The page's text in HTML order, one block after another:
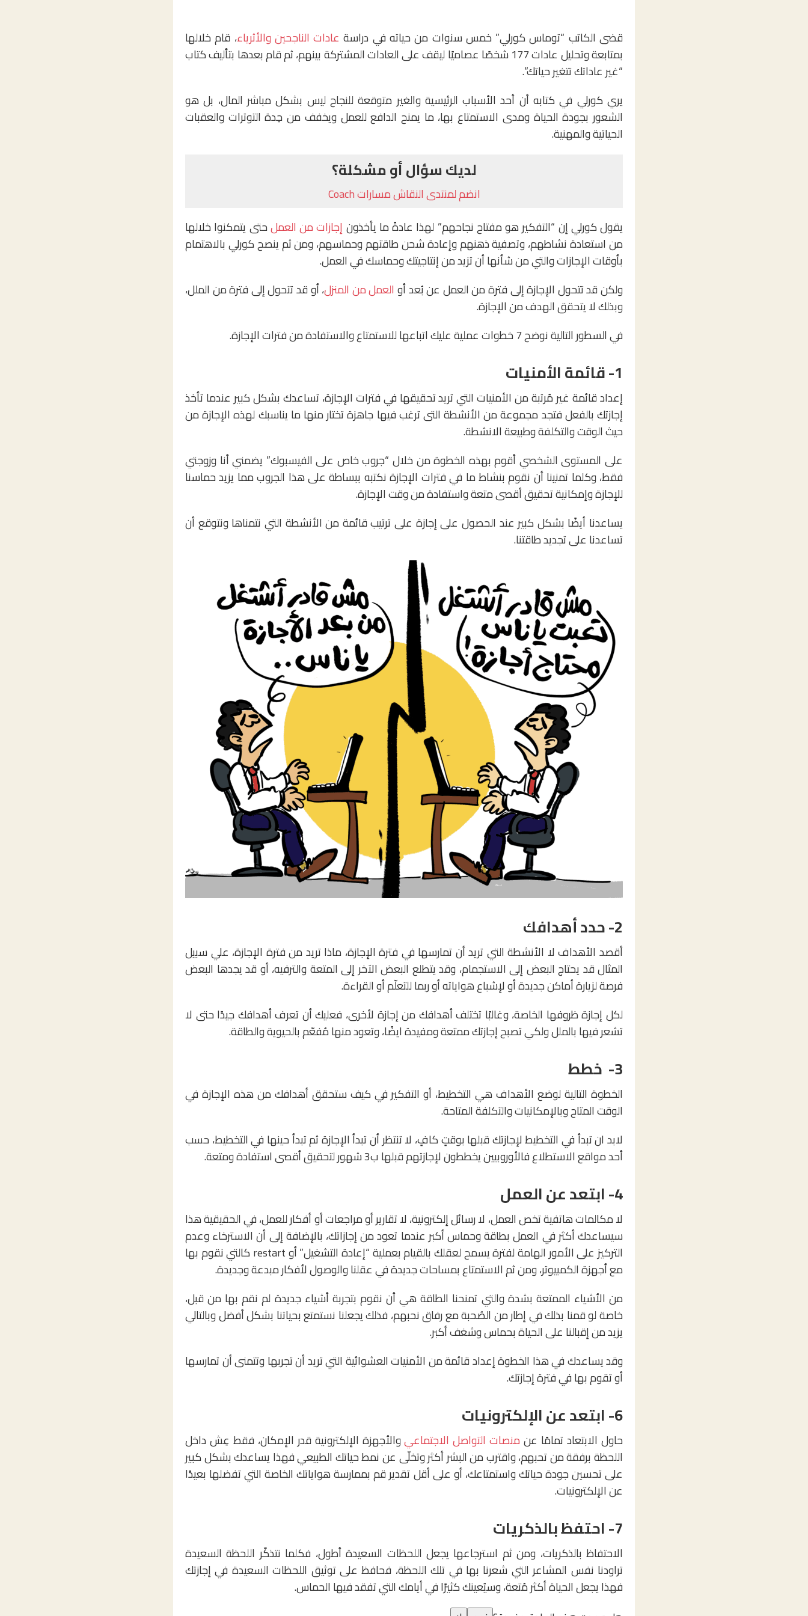
قضى الكاتب “توماس كورلي” خمس سنوات من حياته في دراسة عادات الناجحين والأثرياء، قام خلالها
بمتابعة وتحليل عادات 177 شخصًا عصاميًا ليقف على العادات المشتركة بينهم، ثم قام بعدها بتأليف كتاب
“غير عاداتك تتغير حياتك”.
يري كورلي في كتابه أن أحد الأسباب الرئيسية والغير متوقعة للنجاح ليس بشكل مباشر المال، بل هو
الشعور بجودة الحياة ومدى الاستمتاع بها، ما يمنح الدافع للعمل ويخفف من حِدة التوترات والعقبات
الحياتية والمهنية.
لديك سؤال أو مشكلة؟
انضم لمنتدى النقاش مسارات Coach
يقول كورلي إن “التفكير هو مفتاح نجاحهم” لهذا عادةً ما يأخذون إجازات من العملحتى يتمكنوا خلالها
من استعادة نشاطهم، وتصفية ذهنهم وإعادة شحن طاقتهم وحماسهم، ومن ثم ينصح كورلي بالاهتمام
بأوقات الإجازات والتي من شأنها أن تزيد من إنتاجيتك وحماسك في العمل.
ولكن قد تتحول الإجازة إلى فترة من العمل عن بُعد أو العمل من المنزل، أو قد تتحول إلى فترة من الملل،
وبذلك لا يتحقق الهدف من الإجازة.
في السطور التالية نوضح 7 خطوات عملية عليك اتباعها للاستمتاع والاستفادة من فترات الإجازة.
1- قائمة الأمنيات
إعداد قائمة غير مُرتبة من الأمنيات التي تريد تحقيقها في فترات الإجازة، تساعدك بشكل كبير عندما تأخذ
إجازتك بالفعل فتجد مجموعة من الأنشطة التى ترغب فيها جاهزة تختار منها ما يناسبك لهذه الإجازة من
حيث الوقت والتكلفة وطبيعة الانشطة.
على المستوى الشخصي أقوم بهذه الخطوة من خلال “جروب خاص على الفيسبوك” يضمني أنا وزوجتي
فقط، وكلما تمنينا أن نقوم بنشاط ما في فترات الإجازة نكتبه ببساطة على هذا الجروب مما يزيد حماسنا
للإجازة وإمكانية تحقيق أقصى متعة واستفادة من وقت الإجازة.
يساعدنا أيضًا بشكل كبير عند الحصول على إجازة على ترتيب قائمة من الأنشطة التي نتمناها ونتوقع أن
تساعدنا على تجديد طاقتنا.
2- حدد أهدافك
أقصد الأهداف لا الأنشطة التي تريد أن تمارسها في فترة الإجازة، ماذا تريد من فترة الإجازة، علي سبيل
المثال قد يحتاج البعض إلى الاستجمام، وقد يتطلع البعض الآخر إلى المتعة والترفيه، أو قد يجدها البعض
فرصة لزيارة أماكن جديدة أو لإشباع هواياته أو ربما للتعلّم أو القراءة.
لكل إجازة ظروفها الخاصة، وغالبًا تختلف أهدافك من إجازة لأخرى، فعليك أن تعرف أهدافك جيدًا حتى لا
تشعر فيها بالملل ولكي تصبح إجازتك ممتعة ومفيدة ايضًا، وتعود منها مُفعّم بالحيوية والطاقة.
3- خطط
الخطوة التالية لوضع الأهداف هي التخطيط، أو التفكير في كيف ستحقق أهدافك من هذه الإجازة في
الوقت المتاح وبالإمكانيات والتكلفة المتاحة.
لابد ان تبدأ في التخطيط لإجازتك قبلها بوقتٍ كافٍ، لا تنتظر أن تبدأ الإجازة ثم تبدأ حينها في التخطيط، حسب
أحد مواقع الاستطلاع فالأوروبيين يخططون لإجازتهم قبلها ب3 شهور لتحقيق أقصى استفادة ومتعة.
4- ابتعد عن العمل
لا مكالمات هاتفية تخص العمل، لا رسائل إلكترونية، لا تقارير أو مراجعات أو أفكار للعمل، في الحقيقية هذا
سيساعدك أكثر في العمل بطاقة وحماس أكبر عندما تعود من إجازاتك، بالإضافة إلى أن الاسترخاء وعدم
التركيز على الأمور الهامة لفترة يسمح لعقلك بالقيام بعملية “إعادة التشغيل” أو restart كالتي نقوم بها
مع أجهزة الكمبيوتر، ومن ثم الاستمتاع بمساحات جديدة في عقلنا والوصول لأفكار مبدعة وجديدة.
من الأشياء الممتعة بشدة والتي تمنحنا الطاقة هي أن نقوم بتجربة أشياء جديدة لم نقم بها من قبل،
خاصة لو قمنا بذلك في إطار من الصُحبة مع رفاق نحبهم، فذلك يجعلنا نستمتع بحياتنا بشكل أفضل وبالتالي
يزيد من إقبالنا على الحياة بحماس وشغف أكبر.
وقد يساعدك في هذا الخطوة إعداد قائمة من الأمنيات العشوائية التي تريد أن تجربها وتتمنى أن تمارسها
أو تقوم بها في فترة إجازتك.
6- ابتعد عن الإلكترونيات
حاول الابتعاد تمامًا عن منصات التواصل الاجتماعيوالأجهزة الإلكترونية قدر الإمكان، فقط عِش داخل
اللحظة برفقة من تحبهم، واقترب من البشر أكثر وتخلّى عن نمط حياتك الطبيعي فهذا يساعدك بشكل كبير
على تحسين جودة حياتك واستمتاعك، أو على أقل تقدير قم بممارسة هواياتك الخاصة التي تفضلها بعيدًا
عن الإلكترونيات.
7- احتفظ بالذكريات
الاحتفاظ بالذكريات، ومن ثم استرجاعها يجعل اللحظات السعيدة أطول، فكلما نتذكّر اللحظة السعيدة
تراودنا نفس المشاعر التي شعرنا بها في تلك اللحظة، فحافظ على توثيق اللحظات السعيدة في إجازتك
فهذا يجعل الحياة أكثر مُتعة، وسيُعينك كثيرًا في أيامك التي تفقد فيها الحماس.